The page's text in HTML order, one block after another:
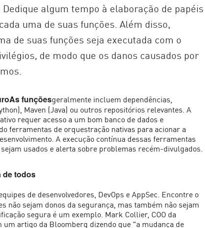
algum tempo à elaboração de papéis
uma de suas funções. Além disso,
de suas funções seja executada com o
de modo que os danos causados por
funçõesgeralmente incluem dependências,
Maven (Java) ou outros repositórios relevantes. A
requer acesso a um bom banco de dados e
ferramentas de orquestração nativas para acionar a
A execução contínua dessas ferramentas
usados e alerta sobre problemas recém-divulgados.
de todos
de desenvolvedores, DevOps e AppSec. Encontre o
não sejam donos da segurança, mas também não sejam
segura é um exemplo. Mark Collier, COO da
um artigo da Bloomberg dizendo que "a mudança de